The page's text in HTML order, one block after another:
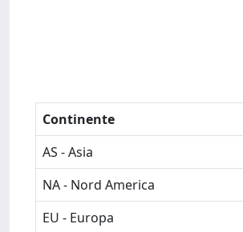
Continente
AS - Asia
NA - Nord America
EU - Europa